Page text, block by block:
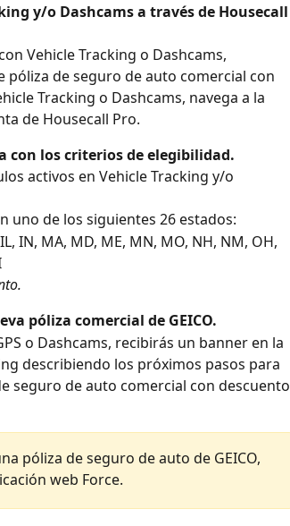
y/o Dashcams a través de Housecall
Vehicle Tracking o Dashcams,
póliza de seguro de auto comercial con
Tracking o Dashcams, navega a la
de Housecall Pro.
con los criterios de elegibilidad.
activos en Vehicle Tracking y/o
uno de los siguientes 26 estados:
IL, IN, MA, MD, ME, MN, MO, NH, NM, OH,
póliza comercial de GEICO.
o Dashcams, recibirás un banner en la
describiendo los próximos pasos para
seguro de auto comercial con descuento
póliza de seguro de auto de GEICO,
web Force.